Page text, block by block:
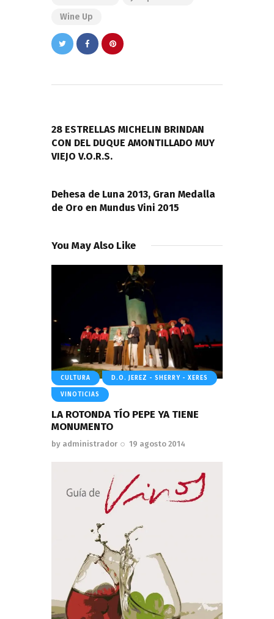
Wine Up
entradas
28 ESTRELLAS MICHELIN BRINDAN
CON DEL DUQUE AMONTILLADO MUY
VIEJO V.O.R.S.
Dehesa de Luna 2013, Gran Medalla
de Oro en Mundus Vini 2015
You May Also Like
CULTURA D.O. JEREZ - SHERRY - XERES
VINOTICIAS
LA ROTONDA TÍO PEPE YA TIENE
MONUMENTO
by administrador 19 agosto 2014